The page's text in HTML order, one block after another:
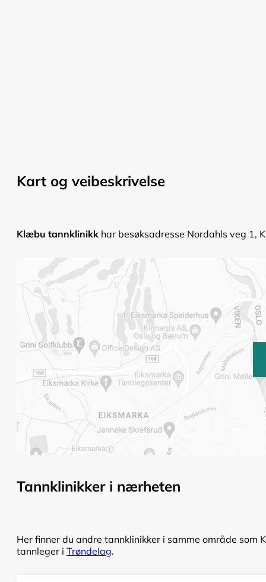
Kart og veibeskrivelse
Klæbu tannklinikk har besøksadresse Nordahls veg 1,
Tannklinikker i nærheten
Her finner du andre tannklinikker i samme område
tannleger i Trøndelag.